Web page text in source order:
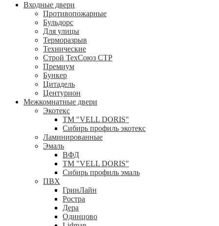
Входные двери
Противопожарные
Бульдорс
Для улицы
Терморазрыв
Технические
Строй ТехСоюз СТР
Премиум
Бункер
Цитадель
Центурион
Межкомнатные двери
Экотекс
ТМ "VELL DORIS"
Сибирь профиль экотекс
Ламинированные
Эмаль
ВФД
ТМ "VELL DORIS"
Сибирь профиль эмаль
ПВХ
ГринЛайн
Ростра
Дера
Одинцово